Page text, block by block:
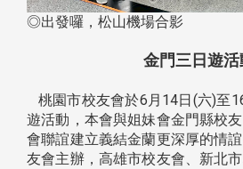
◎出發囉，松山機場合影
金門三日遊活
桃園市校友會於6月14日(六)至
遊活動，本會與姐妹會金門縣校
會聯誼建立義結金蘭更深厚的情
友會主辦，高雄市校友會、新北